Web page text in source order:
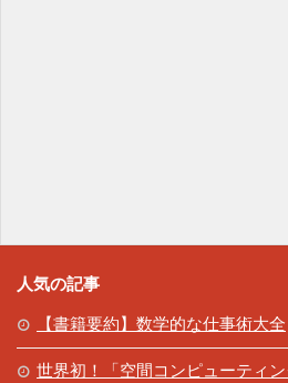
人気の記事
【書籍要約】数学的な仕事術大全
世界初！「空間コンピューティ